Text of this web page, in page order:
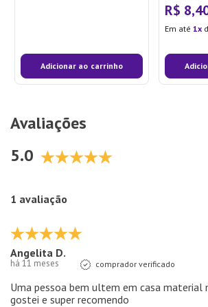
Adicionar ao carrinho
R$ 8,
Em até 1
Avaliações
5.0
1 avaliação
Angelita D.
há 11 meses comprador verificado
Uma pessoa bem ultem em casa material
gostei e super recomendo